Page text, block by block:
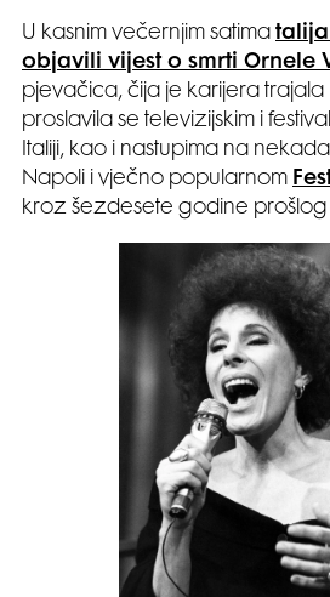
U kasnim večernjim satima
objavili vijest o smrti Ornele
pjevačica, čija je karijera
proslavila se televizijskim i
Italiji, kao i nastupima na
Napoli i vječno popularnom
kroz šezdesete godine prošlog